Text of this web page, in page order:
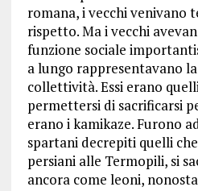
romana, i vecchi venivano
rispetto. Ma i vecchi
funzione sociale
a lungo rappresentavano
collettività. Essi erano
permettersi di sacrificarsi
erano i kamikaze. Furono
spartani decrepiti quelli
persiani alle Termopili, si
ancora come leoni,